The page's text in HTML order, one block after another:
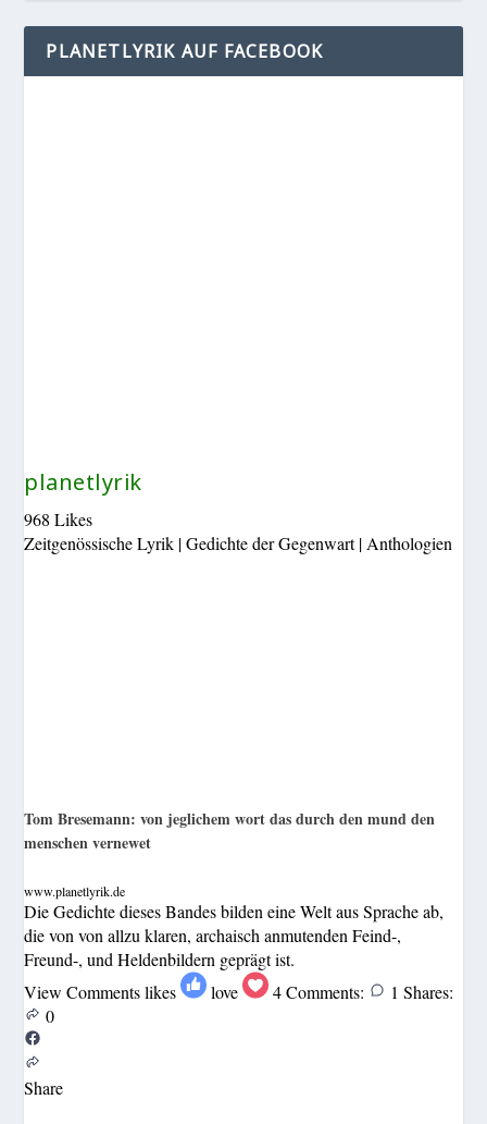
PLANETLYRIK AUF FACEBOOK
planetlyrik
968 Likes
Zeitgenössische Lyrik | Gedichte der Gegenwart | Anthologien
Tom Bresemann: von jeglichem wort das durch den mund den
menschen vernewet
www.planetlyrik.de
Die Gedichte dieses Bandes bilden eine Welt aus Sprache ab,
die von von allzu klaren, archaisch anmutenden Feind-,
Freund-, und Heldenbildern geprägt ist.
View Comments likes love 4 Comments: 1 Shares:
0
Share